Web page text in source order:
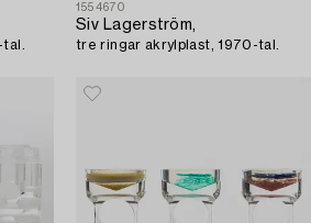
1554670
Siv Lagerström,
tre ringar akrylplast, 1970-tal.